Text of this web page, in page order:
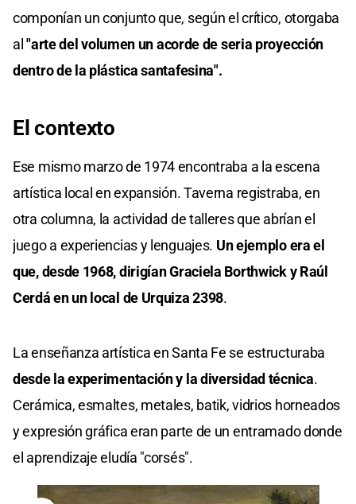
componían un conjunto que, según el crítico, otorgaba
al"arte del volumen un acorde de seria proyección
dentro de la plástica santafesina".
El contexto
Ese mismo marzo de 1974 encontraba a la escena
artística local en expansión. Taverna registraba, en
otra columna, la actividad de talleres que abrían el
juego a experiencias y lenguajes. Un ejemplo era el
que, desde 1968, dirigían Graciela Borthwick y Raúl
Cerdá en un local de Urquiza 2398.
La enseñanza artística en Santa Fe se estructuraba
desde la experimentación y la diversidad técnica.
Cerámica, esmaltes, metales, batik, vidrios horneados
y expresión gráfica eran parte de un entramado donde
el aprendizaje eludía "corsés".